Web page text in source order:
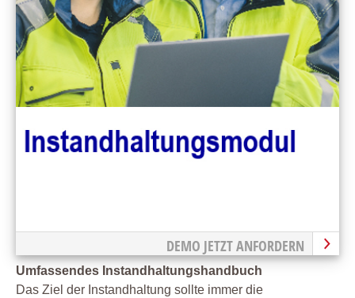
DEMO JETZT ANFORDERN
Umfassendes Instandhaltungshandbuch
Das Ziel der Instandhaltung sollte immer die